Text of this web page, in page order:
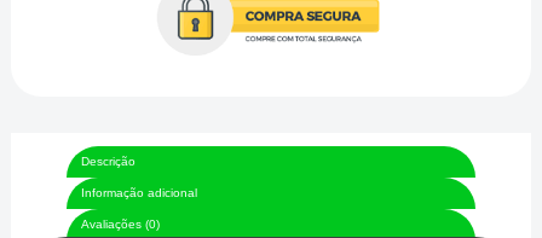
Descrição
Informação adicional
Avaliações (0)